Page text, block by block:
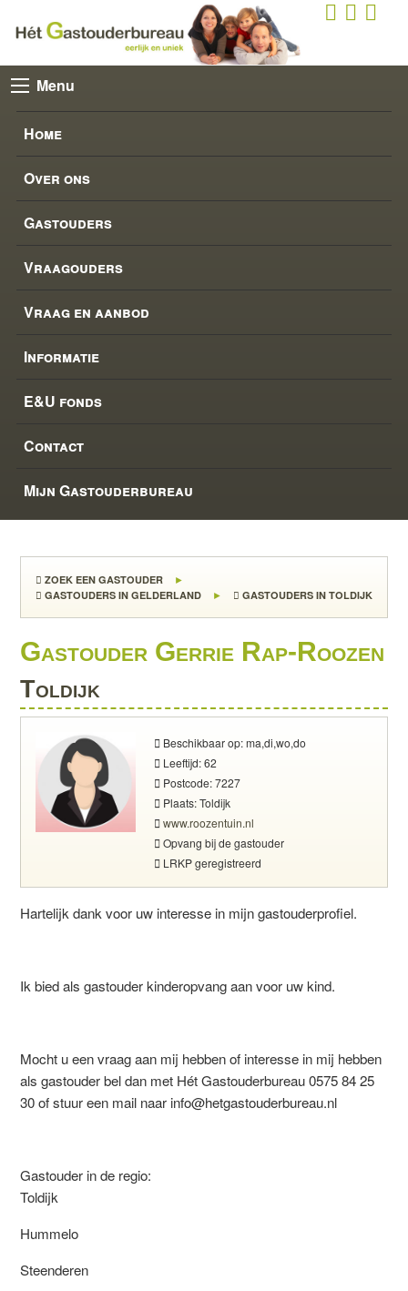
Menu
Home
Over ons
Gastouders
Vraagouders
Vraag en aanbod
Informatie
E&U fonds
Contact
Mijn Gastouderbureau
ZOEK EEN GASTOUDER
GASTOUDERS IN GELDERLAND
GASTOUDERS IN TOLDIJK
Gastouder Gerrie Rap-Roozen
Toldijk
Beschikbaar op: ma,di,wo,do
Leeftijd: 62
Postcode: 7227
Plaats: Toldijk
www.roozentuin.nl
Opvang bij de gastouder
LRKP geregistreerd
Hartelijk dank voor uw interesse in mijn gastouderprofiel.
Ik bied als gastouder kinderopvang aan voor uw kind.
Mocht u een vraag aan mij hebben of interesse in mij hebben
als gastouder bel dan met Hét Gastouderbureau 0575 84 25
30 of stuur een mail naar info@hetgastouderbureau.nl
Gastouder in de regio:
Toldijk
Hummelo
Steenderen